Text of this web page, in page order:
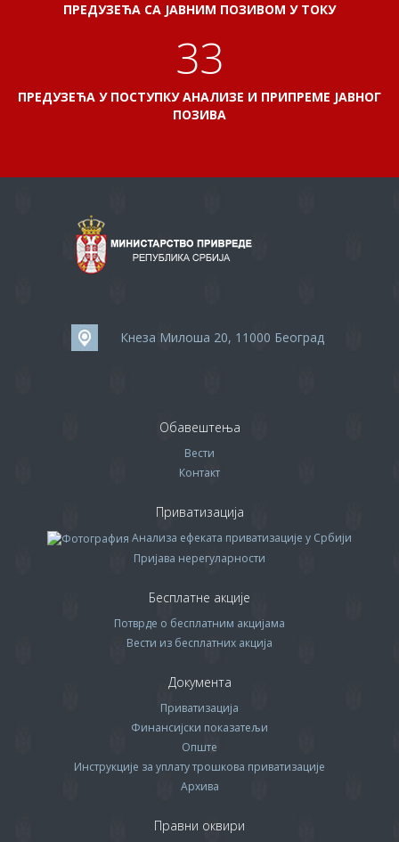
ПРЕДУЗЕЋА СА ЈАВНИМ ПОЗИВОМ У ТОКУ
35
ПРЕДУЗЕЋА У ПОСТУПКУ АНАЛИЗЕ И ПРИПРЕМЕ ЈАВНОГ
ПОЗИВА
Кнеза Милоша 20, 11000 Београд
Обавештења
Вести
Контакт
Приватизација
Анализа ефеката приватизације у Србији
Пријава нерегуларности
Бесплатне акције
Потврде о бесплатним акцијама
Вести из бесплатних акција
Документа
Приватизација
Финансијски показатељи
Опште
Инструкције за уплату трошкова приватизације
Архива
Правни оквири